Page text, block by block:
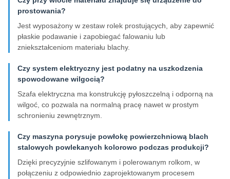
prostowania?
Jest wyposażony w zestaw rolek prostujących, aby zapewnić
płaskie podawanie i zapobiegać falowaniu lub
zniekształceniom materiału blachy.
Czy system elektryczny jest podatny na uszkodzenia
spowodowane wilgocią?
Szafa elektryczna ma konstrukcję pyłoszczelną i odporną na
wilgoć, co pozwala na normalną pracę nawet w prostym
schronieniu zewnętrznym.
Czy maszyna porysuje powłokę powierzchniową blach
stalowych powlekanych kolorowo podczas produkcji?
Dzięki precyzyjnie szlifowanym i polerowanym rolkom, w
połączeniu z odpowiednio zaprojektowanym procesem